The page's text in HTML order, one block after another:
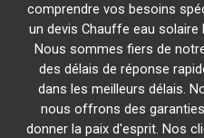
comprendre vos besoins
un devis Chauffe eau solaire
Nous sommes fiers de
des délais de réponse
dans les meilleurs délais.
nous offrons des
donner la paix d'esprit. Nos